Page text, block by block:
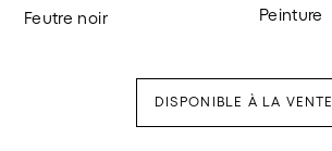
Feutre noir
Peinture
DISPONIBLE À LA VENTE